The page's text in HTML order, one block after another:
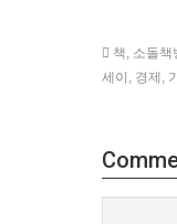
책 , 소돌책
세이 , 경제 ,